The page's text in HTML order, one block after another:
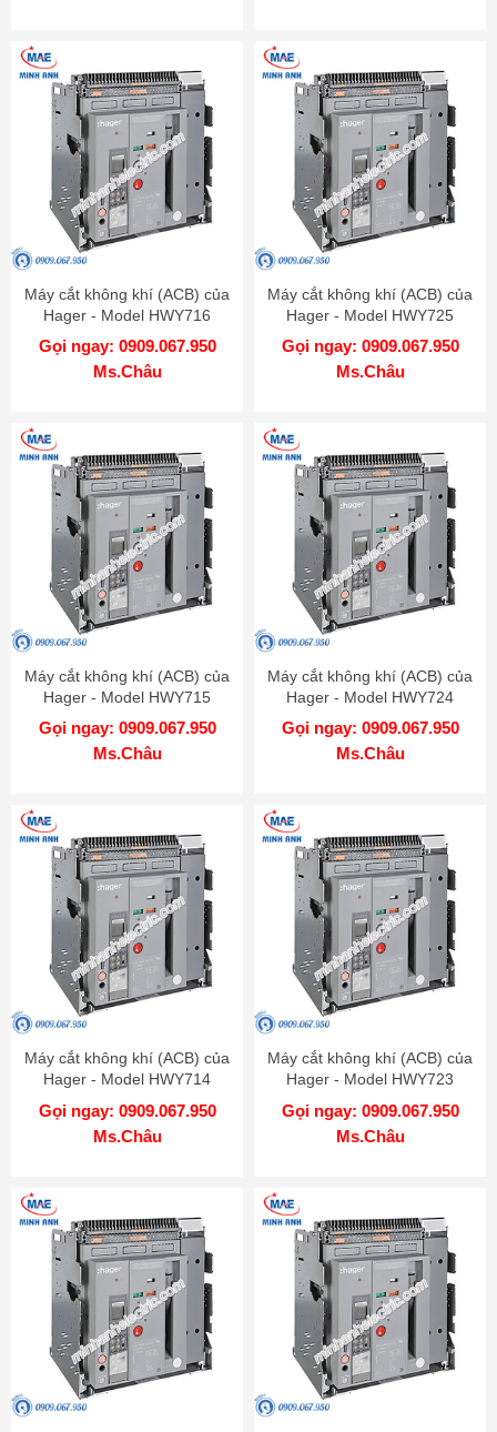
Máy cắt không khí (ACB) của
Hager - Model HWY716
Gọi ngay: 0909.067.950
Ms.Châu
Máy cắt không khí (ACB) của
Hager - Model HWY725
Gọi ngay: 0909.067.950
Ms.Châu
Máy cắt không khí (ACB) của
Hager - Model HWY715
Gọi ngay: 0909.067.950
Ms.Châu
Máy cắt không khí (ACB) của
Hager - Model HWY724
Gọi ngay: 0909.067.950
Ms.Châu
Máy cắt không khí (ACB) của
Hager - Model HWY714
Gọi ngay: 0909.067.950
Ms.Châu
Máy cắt không khí (ACB) của
Hager - Model HWY723
Gọi ngay: 0909.067.950
Ms.Châu